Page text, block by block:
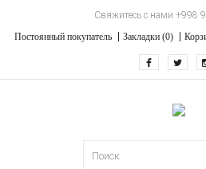
Свяжитесь с нами +998
Постоянный покупатель
Закладки (0)